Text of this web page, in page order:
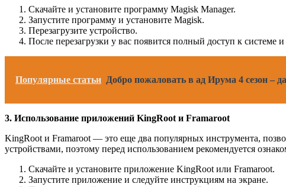
Скачайте и установите программу Magisk Manager.
Запустите программу и установите Magisk.
Перезагрузите устройство.
После перезагрузки у вас появится полный доступ к
Популярные статьи Добро пожаловать в ад Ирума 4 сезон –
3. Использование приложений KingRoot и Framaroot
KingRoot и Framaroot — это еще два популярных инструмента,
устройствами, поэтому перед использованием рекомендуется
Скачайте и установите приложение KingRoot или Framaroot.
Запустите приложение и следуйте инструкциям на экране.